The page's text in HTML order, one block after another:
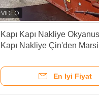
Kapı Kapı Nakliye
Kapı Nakliye Çin'den
için
En Iyi Fiyat